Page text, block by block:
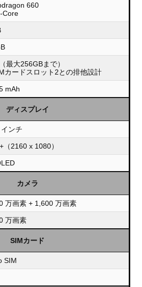
660
Core
最大256GBまで）
カードスロット2との排他設計
mAh
ディスプレイ
ンチ
（2160 x 1080）
カメラ
万画素 + 1,600 万画素
万画素
SIMカード
SIM